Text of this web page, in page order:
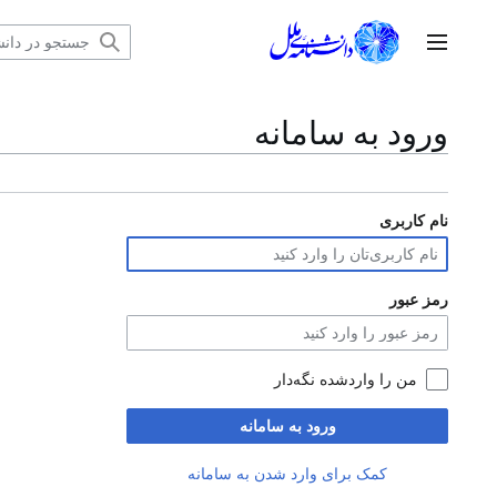
منوی اصلی
ورود به سامانه
نام کاربری
رمز عبور
من را واردشده نگه‌دار
ورود به سامانه
کمک برای وارد شدن به سامانه